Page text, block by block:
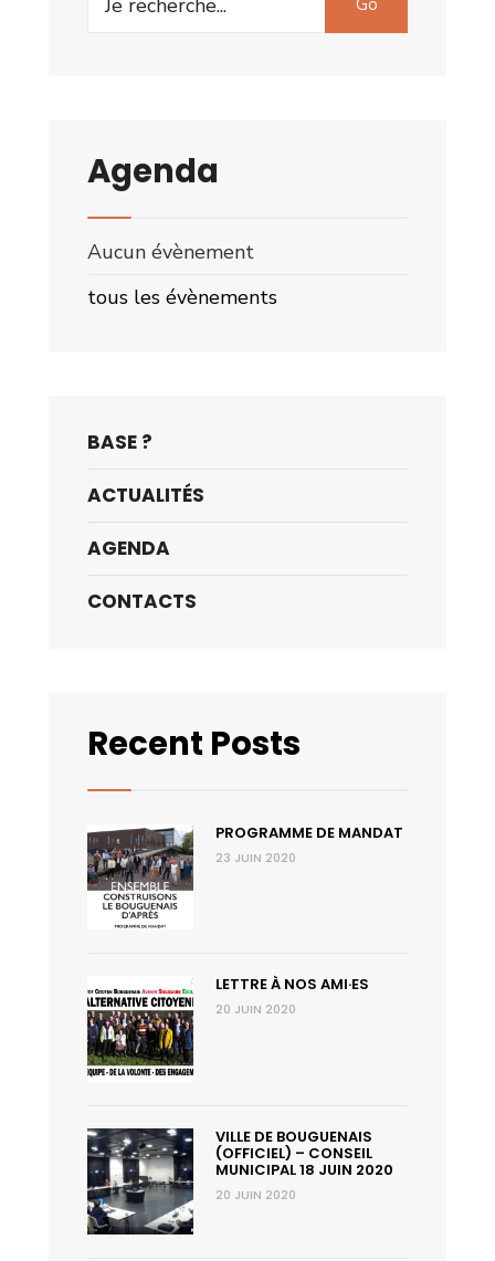
Go
Agenda
Aucun évènement
tous les évènements
BASE ?
ACTUALITÉS
AGENDA
CONTACTS
Recent Posts
PROGRAMME DE MANDAT
23 JUIN 2020
LETTRE À NOS AMI·ES
20 JUIN 2020
VILLE DE BOUGUENAIS
(OFFICIEL) – CONSEIL
MUNICIPAL 18 JUIN 2020
20 JUIN 2020